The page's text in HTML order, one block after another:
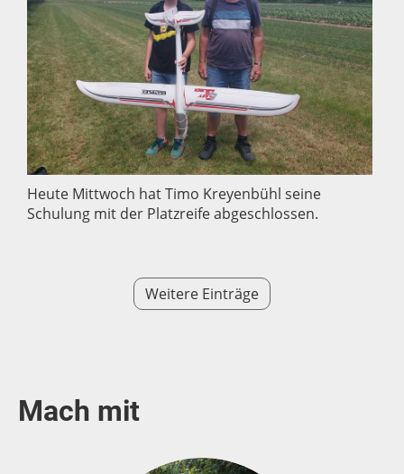
Heute Mittwoch hat Timo Kreyenbühl seine
Schulung mit der Platzreife abgeschlossen.
Weitere Einträge
Mach mit